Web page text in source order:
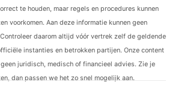
te houden, maar regels en procedures kunnen
voorkomen. Aan deze informatie kunnen geen
daarom altijd vóór vertrek zelf de geldende
instanties en betrokken partijen. Onze content
juridisch, medisch of financieel advies. Zie je
dan passen we het zo snel mogelijk aan.